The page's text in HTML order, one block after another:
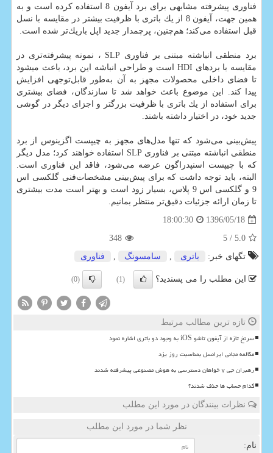
فناوری پیشرفته مشابهی برای برد آیفون 8 استفاده كرده است و به
همین جهت، آیفون 8 از یك باتری با ظرفیت بیشتر در مقایسه با نسل
قبل استفاده می‌كند؛ هم‌‏چنین، پرچم‏دار جدید اپل باریك‌‏تر شده است.
برد منطقی انباشته مبتنی بر فناوری SLP ، نمونه پیشرفته‌تری در
مقایسه با بردهای HDI است و طراحی انباشه این برد، باعث می‎شود
تا فضای داخلی محصولات مجهز به آن به‌طور قابل‌توجهی افزایش
پیدا كند. این موضوع باعث خواهد شد تا سازندگان، فضای بیشتری
برای استفاده از یك باتری با ظرفیت بزرگ‎تر و اجزای دیگر در گوشی
جدید خود، در اختیار داشته باشند.
پیش‌بینی می‌شود كه تنها مدل‌های مجهز به چیپ‎ست اگزینوس از برد
منطقی انباشته مبتنی بر فناوری SLP استفاده خواهند كرد؛ مدل دیگر
كه با چیپ‎ست اسنپدراگون عرضه می‌‏شود، فاقد این فناوری است.
البته، باید توجه داشت كه برای پیش‌بینی مشخصات‌فنی گلكسی اس
9 و گلكسی اس 9 پلاس، بسیار زود است و بهتر است مدت بیشتری
تا زمان ارائه جزئیات دقیق‌‏تر منتظر بمانیم.
1396/05/18
18:00:30
5.0
/ 5
348
تگهای خبر:
باتری , سامسونگ , فناوری
این مطلب را می پسندید؟ (1)
(0)
تازه ترین مطالب مرتبط
سرنخ تازه از آیفون تاشو iOS به وجود دو باتری اشاره نمود
مکالمه مجانی ایرانسل بمناسبت روز یزد
رهبران جی ۷ خواهان دسترسی به هوش مصنوعی پیشرفته شدند
کدام حساب ها حذف شدند؟
نظرات بینندگان در مورد این مطلب
نظر شما در مورد این مطلب
نام: